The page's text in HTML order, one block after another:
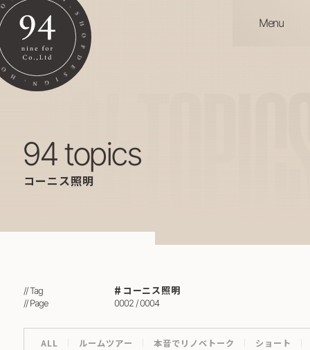
Menu
94
94 topics
コーニス照明
// Tag コーニス照明
// Page 0002 / 0004
ALL ルームツアー 本音でリノベトーク ショート